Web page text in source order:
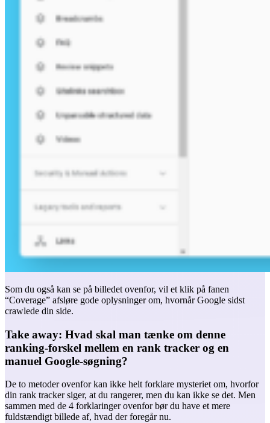
Som du også kan se på billedet ovenfor, vil et klik på fanen
“Coverage” afsløre gode oplysninger om, hvornår Google sidst
crawlede din side.
Take away: Hvad skal man tænke om denne
ranking-forskel mellem en rank tracker og en
manuel Google-søgning?
De to metoder ovenfor kan ikke helt forklare mysteriet om, hvorfor
din rank tracker siger, at du rangerer, men du kan ikke se det. Men
sammen med de 4 forklaringer ovenfor bør du have et mere
fuldstændigt billede af, hvad der foregår nu.